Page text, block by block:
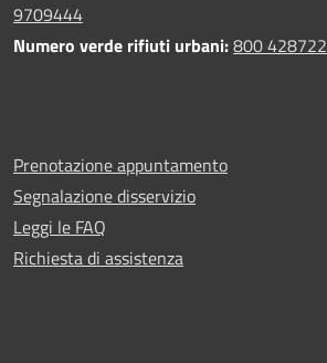
9709444
Numero verde rifiuti urbani:800 428722
Prenotazione appuntamento
Segnalazione disservizio
Leggi le FAQ
Richiesta di assistenza